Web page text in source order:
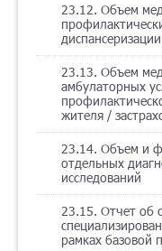
23.12. Объем
диспансеризации
23.13. Объем
амбулаторных
жителя /
23.14. Объем и
отдельных
исследований
23.15. Отчет об
рамках